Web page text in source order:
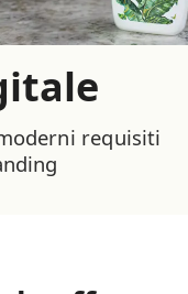
requisiti